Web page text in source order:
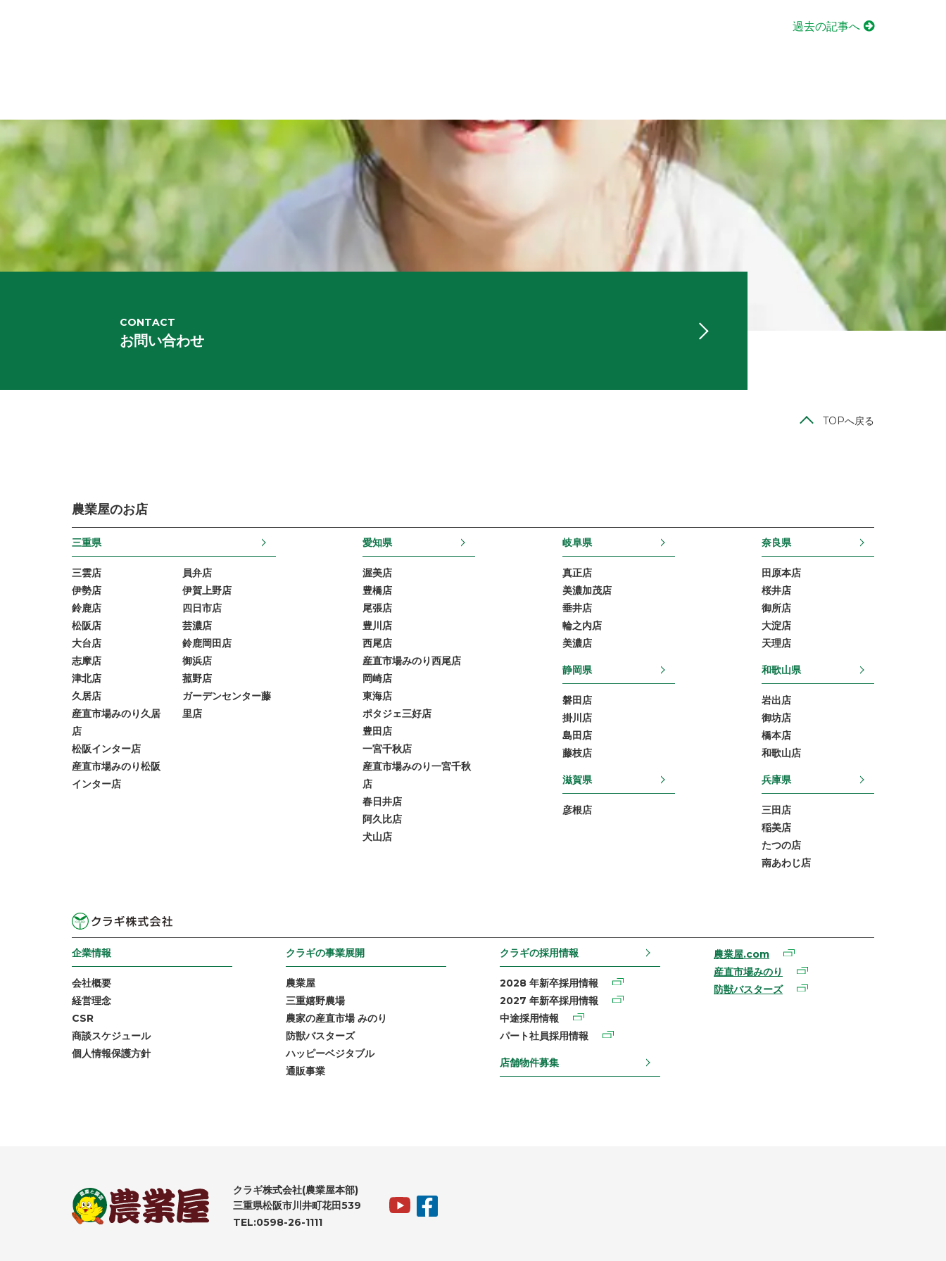
過去の記事へ
CONTACT
お問い合わせ
TOPへ戻る
農業屋のお店
三重県
三雲店
伊勢店
鈴鹿店
松阪店
大台店
志摩店
津北店
久居店
産直市場みのり久居
店
松阪インター店
産直市場みのり松阪
インター店
員弁店
伊賀上野店
四日市店
芸濃店
鈴鹿岡田店
御浜店
菰野店
ガーデンセンター藤
里店
愛知県
渥美店
豊橋店
尾張店
豊川店
西尾店
産直市場みのり西尾店
岡崎店
東海店
ポタジェ三好店
豊田店
一宮千秋店
産直市場みのり一宮千秋
店
春日井店
阿久比店
犬山店
岐阜県
真正店
美濃加茂店
垂井店
輪之内店
美濃店
静岡県
磐田店
掛川店
島田店
藤枝店
滋賀県
彦根店
奈良県
田原本店
桜井店
御所店
大淀店
天理店
和歌山県
岩出店
御坊店
橋本店
和歌山店
兵庫県
三田店
稲美店
たつの店
南あわじ店
企業情報
会社概要
経営理念
CSR
商談スケジュール
個人情報保護方針
クラギの事業展開
農業屋
三重嬉野農場
農家の産直市場 みのり
防獣バスターズ
ハッピーベジタブル
通販事業
クラギの採用情報
2028 年新卒採用情報
2027 年新卒採用情報
中途採用情報
パート社員採用情報
店舗物件募集
農業屋.com
産直市場みのり
防獣バスターズ
クラギ株式会社(農業屋本部)
三重県松阪市川井町花田539
TEL:0598-26-1111